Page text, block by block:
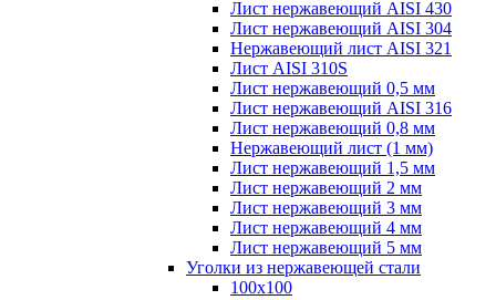
Лист нержавеющий AISI 430
Лист нержавеющий AISI 304
Нержавеющий лист AISI 321
Лист AISI 310S
Лист нержавеющий 0,5 мм
Лист нержавеющий AISI 316
Лист нержавеющий 0,8 мм
Нержавеющий лист (1 мм)
Лист нержавеющий 1,5 мм
Лист нержавеющий 2 мм
Лист нержавеющий 3 мм
Лист нержавеющий 4 мм
Лист нержавеющий 5 мм
Уголки из нержавеющей стали
100х100